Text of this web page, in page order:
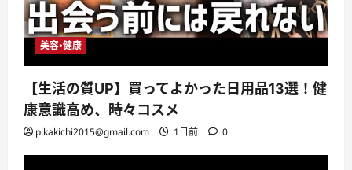
美容・健康
【生活の質UP】買ってよかった日用品13選！健
康意識高め、時々コスメ
pikakichi2015@gmail.com 1日前 0